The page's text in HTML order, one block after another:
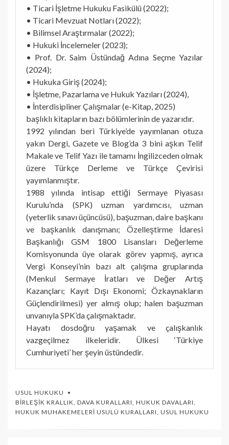
• Ticari İşletme Hukuku Fasikülü (2022);
• Ticari Mevzuat Notları (2022);
• Bilimsel Araştırmalar (2022);
• Hukuki İncelemeler (2023);
• Prof. Dr. Saim Üstündağ Adına Seçme Yazılar
(2024);
• Hukuka Giriş (2024);
• İşletme, Pazarlama ve Hukuk Yazıları (2024),
• İnterdisipliner Çalışmalar (e-Kitap, 2025)
başlıklı kitapların bazı bölümlerinin de yazarıdır.
1992 yılından beri Türkiye’de yayımlanan otuza
yakın Dergi, Gazete ve Blog’da 3 bini aşkın Telif
Makale ve Telif Yazı ile tamamı İngilizceden olmak
üzere Türkçe Derleme ve Türkçe Çevirisi
yayımlanmıştır.
1988 yılında intisap ettiği Sermaye Piyasası
Kurulu’nda (SPK) uzman yardımcısı, uzman
(yeterlik sınavı üçüncüsü), başuzman, daire başkanı
ve başkanlık danışmanı; Özelleştirme İdaresi
Başkanlığı GSM 1800 Lisansları Değerleme
Komisyonunda üye olarak görev yapmış, ayrıca
Vergi Konseyi’nin bazı alt çalışma gruplarında
(Menkul Sermaye İratları ve Değer Artış
Kazançları; Kayıt Dışı Ekonomi; Özkaynakların
Güçlendirilmesi) yer almış olup; halen başuzman
unvanıyla SPK’da çalışmaktadır.
Hayatı dosdoğru yaşamak ve çalışkanlık
vazgeçilmez ilkeleridir. Ülkesi ‘Türkiye
Cumhuriyeti’ her şeyin üstündedir.
USUL HUKUKU
BIRLEŞIK KRALLIK DAVA KURALLARI HUKUK DAVALARI
HUKUK MUHAKEMELERI USULÜ KURALLARI USUL HUKUKU